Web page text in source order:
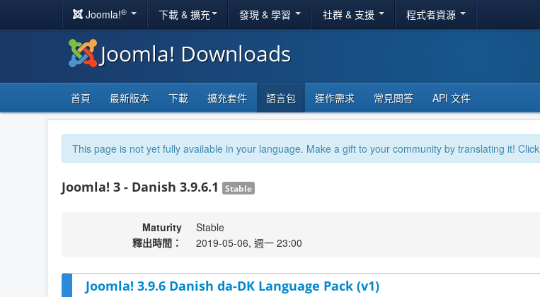
Joomla!® 下載 & 擴充 發現 & 學習 社群 & 支援 程式者資源
Joomla! Downloads
首頁 最新版本 下載 擴充套件 語言包 運作需求 常見問答 API 文件
This page is not yet fully available in your language. Make a gift to your community by translating it! Click
Joomla! 3 - Danish 3.9.6.1 Stable
Maturity
Stable
釋出時間：
2019-05-06, 週一 23:00
Joomla! 3.9.6 Danish da-DK Language Pack (v1)